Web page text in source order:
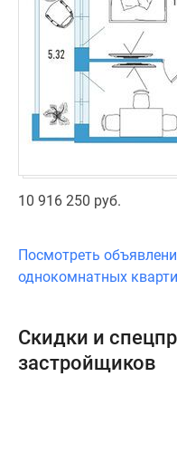
10 916 250 руб.
Посмотреть
однокомнатных
Скидки и
застройщиков